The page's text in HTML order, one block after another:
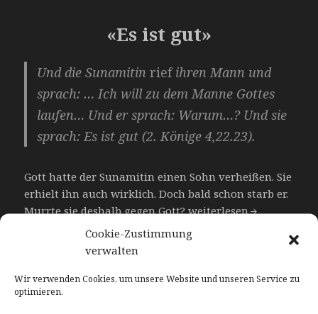
Cookie-Zustimmung
verwalten
Wir verwenden Cookies, um unsere Website und unseren Service zu
optimieren.
«Es ist gut»
Und die Sunamitinriefihren Mann und
sprach: … Ich will zu dem Manne Gottes
laufen… Und er sprach: Warum…? Und sie
sprach: Es ist gut (2. Könige 4,22.23).
Gott hatte der Sunamitin einen Sohn verheißen. Sie
erhielt ihn auch wirklich. Doch bald schon starb er.
Murrte sie deshalb gegen Gott?«Es ist gut»
weiterlesen
Schreibe einen Kommentar
zu «Es ist gut»